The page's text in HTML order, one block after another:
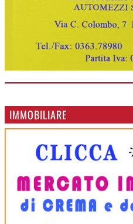
IMMOBILIARE